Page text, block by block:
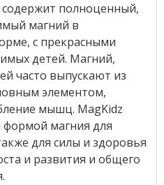
полноценный,
магний в
с прекрасными
детей. Магний,
часто выпускают из
элементом,
мышц. MagKidz
формой магния для
для силы и здоровья
и развития и общего